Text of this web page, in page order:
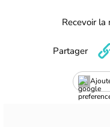
Recevoir
Partager